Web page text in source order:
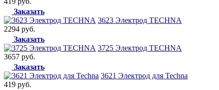
Заказать
3623 Электрод TECHNA
2294 руб.
Заказать
3725 Электрод TECHNA
3657 руб.
Заказать
3621 Электрод для Techna
419 руб.